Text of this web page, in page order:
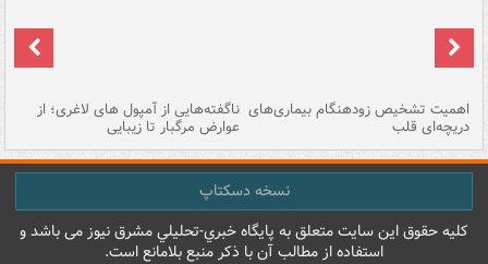
اهمیت تشخیص زودهنگام بیماری‌های
دریچه‌ای قلب
ناگفته‌هایی از آمپول های لاغری؛ از
عوارض مرگبار تا زیبایی
نسخه دسکتاپ
کليه حقوق اين سايت متعلق به پایگاه خبري-تحليلي مشرق نيوز می باشد و
استفاده از مطالب آن با ذکر منبع بلامانع است.